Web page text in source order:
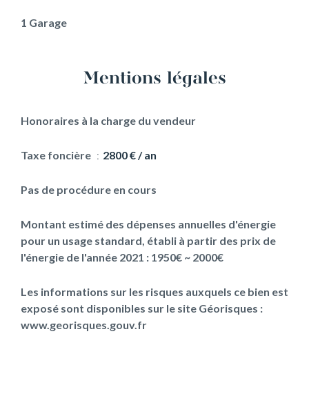
1 Garage
Mentions légales
Honoraires à la charge du vendeur
Taxe foncière 2800 € / an
Pas de procédure en cours
Montant estimé des dépenses annuelles d'énergie
pour un usage standard, établi à partir des prix de
l'énergie de l'année 2021 : 1950€ ~ 2000€
Les informations sur les risques auxquels ce bien est
exposé sont disponibles sur le site Géorisques :
www.georisques.gouv.fr